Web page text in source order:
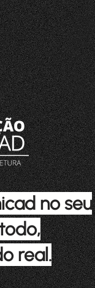
no seu
real.